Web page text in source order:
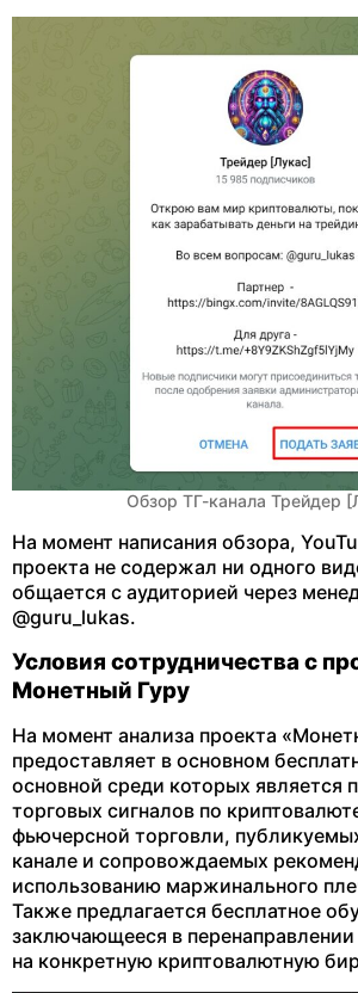
Обзор ТГ-канала Трейдер
На момент написания обзора,
проекта не содержал ни одного
общается с аудиторией через
@guru_lukas.
Условия сотрудничества с
Монетный Гуру
На момент анализа проекта
предоставляет в основном
основной среди которых является
торговых сигналов по
фьючерсной торговли,
канале и сопровождаемых
использованию маржинального
Также предлагается бесплатное
заключающееся в перенаправлении
на конкретную криптовалютную